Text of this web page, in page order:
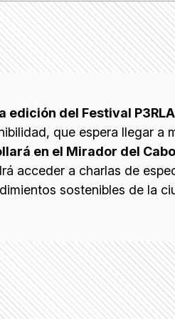
edición del Festival P3RLA
que espera llegar a
en el Mirador del Cabo
acceder a charlas de
sostenibles de la